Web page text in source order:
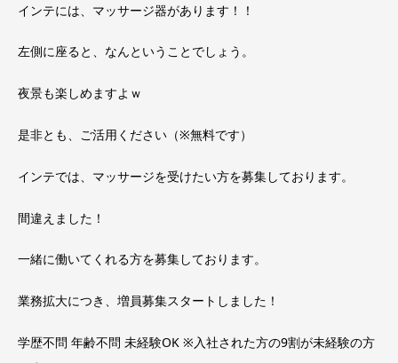
インテには、マッサージ器があります！！
左側に座ると、なんということでしょう。
夜景も楽しめますよｗ
是非とも、ご活用ください（※無料です）
インテでは、マッサージを受けたい方を募集しております。
間違えました！
一緒に働いてくれる方を募集しております。
業務拡大につき、増員募集スタートしました！
学歴不問 年齢不問 未経験OK ※入社された方の9割が未経験の方